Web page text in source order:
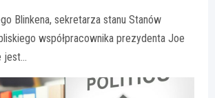
Blinkena, sekretarza stanu Stanów
współpracownika prezydenta Joe
jest…